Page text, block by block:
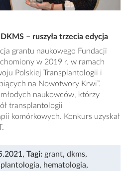
– ruszyła trzecia edycja
grantu naukowego Fundacji
w 2019 r. w ramach
Polskiej Transplantologii i
na Nowotwory Krwi”.
naukowców, którzy
transplantologii
komórkowych. Konkurs uzyskał
, Tagi: grant, dkms,
, hematologia,